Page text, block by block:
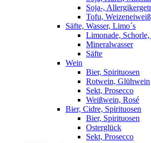
Soja-,
Tofu,
Säfte, Wasser, Limo´s
Limonade,
Mineralwasser
Säfte
Wein
Bier, Spirituosen
Rotwein, Glühwein
Sekt, Prosecco
Weißwein, Rosé
Bier, Cidre, Spirituosen
Bier, Spirituosen
Osterglück
Sekt, Prosecco